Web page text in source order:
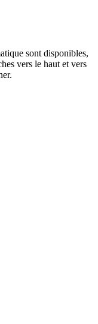
sont disponibles,
vers le haut et vers